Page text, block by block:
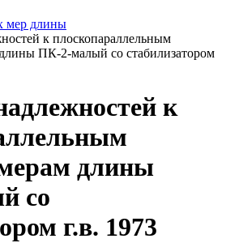
мер длины
к плоскопараллельным
ПК-2-малый со стабилизатором
к
длины
со
г.в. 1973